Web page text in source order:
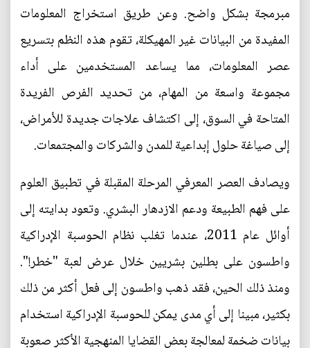
مبرمجة بشكل واضح. وعن طريق استخراج المعلومات
المفيدة من البيانات غير المهيكلة، تقوم هذه النظم بتسريع
عصر المعلومات، مما يساعد المستخدمين على أداء
مجموعة واسعة من المهام، من تحديد الفرص الفريدة
المتاحة في السوق، إلى اكتشاف علاجات جديدة للأمراض،
إلى صياغة حلول إبداعية للمدن والشركات والمجتمعات.
ويصادف العصر المعرفي المرحلة المقبلة في تطبيق العلوم
على فهم الطبيعة ودعم الازدهار البشري. وتعود بدايته إلى
أوائل عام 2011، عندما تغلب نظام الحوسبة الإدراكية
واطسون على بطلين بشريين خلال عرض لعبة "خطر!".
ومنذ ذلك الحين، فقد ذهب واطسون إلى فعل أكثر من ذلك
بكثير، مبينا إلى أي مدى يمكن للحوسبة الإدراكية استخدام
بيانات ضخمة لمعالجة بعض القضايا المنهجية الأكثر صعوبة